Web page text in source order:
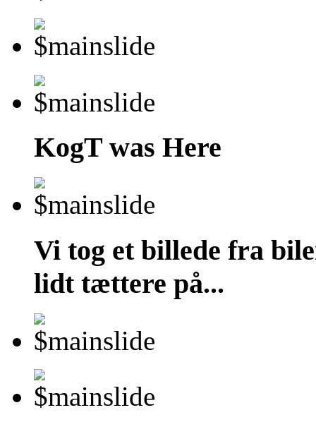
KogT was Here
Vi tog et billede fra
lidt tættere på...